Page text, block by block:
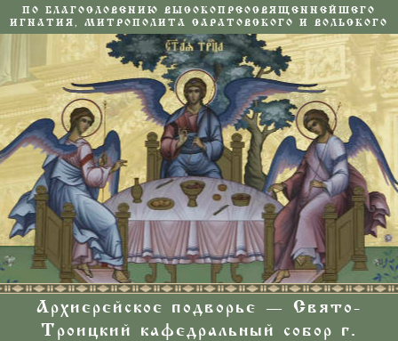
ПО БЛАГОСЛОВЕНИЮ ВЫСОКОПРЕОСВЯЩЕННЕЙШЕГО
ИГНАТИЯ, МИТРОПОЛИТА САРАТОВСКОГО И ВОЛЬСКОГО
Архиерейское подворье — Свято-
Троицкий кафедральный собор г.